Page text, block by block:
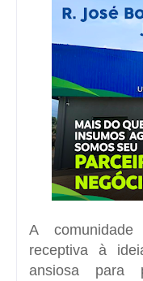
A
receptiva à
ansiosa para